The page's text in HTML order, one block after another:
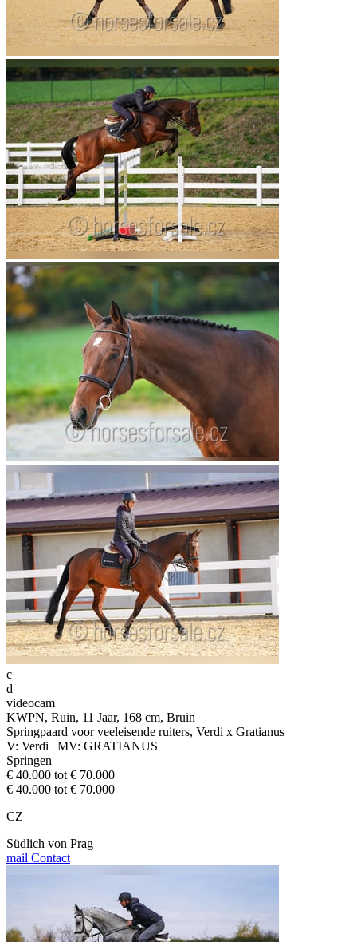
c
d
videocam
KWPN, Ruin, 11 Jaar, 168 cm, Bruin
Springpaard voor veeleisende ruiters, Verdi x Gratianus
V: Verdi | MV: GRATIANUS
Springen
€ 40.000 tot € 70.000
€ 40.000 tot € 70.000
CZ
Südlich von Prag
mail Contact